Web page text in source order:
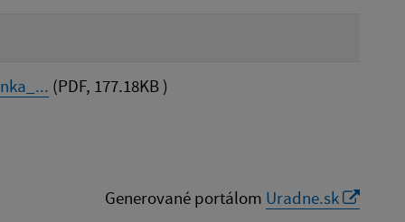
(PDF, 177.18KB )
Generované portálom Uradne.sk